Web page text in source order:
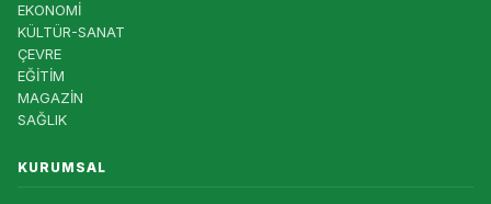
EKONOMİ
KÜLTÜR-SANAT
ÇEVRE
EĞİTİM
MAGAZİN
SAĞLIK
KURUMSAL